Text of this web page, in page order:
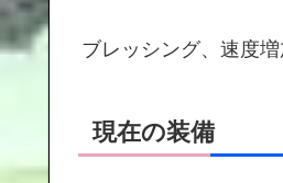
ブレッシング、速度増
現在の装備